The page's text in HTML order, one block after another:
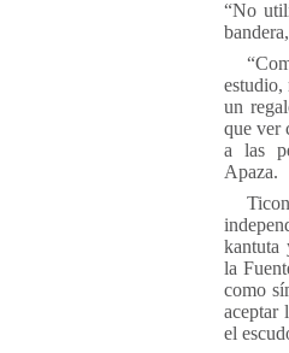
“No
estudio,
un
que ver
a las
Apaza.
kantuta
la
como
aceptar
el